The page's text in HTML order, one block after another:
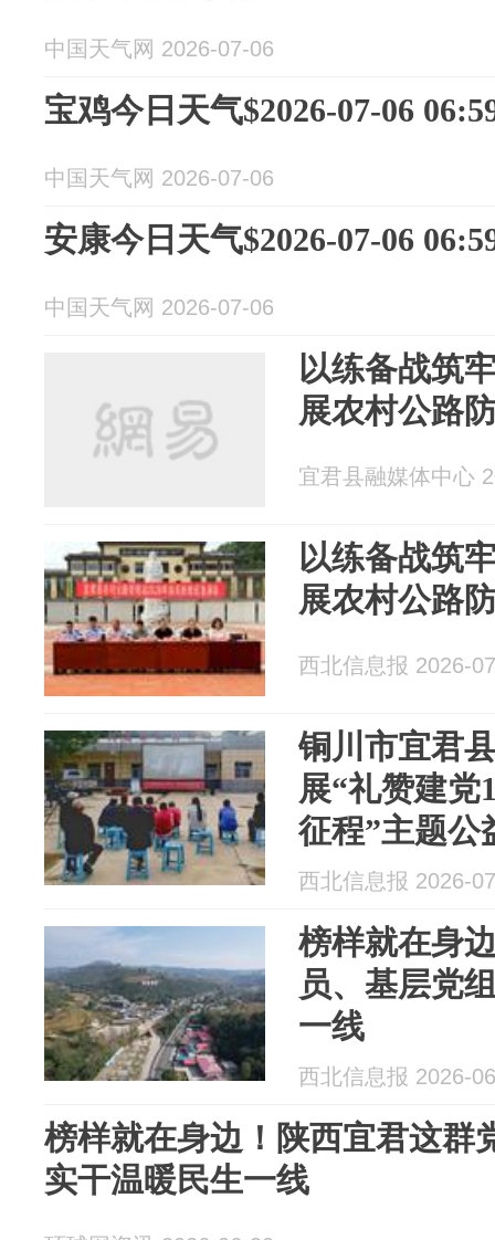
中国天气网 2026-07-06
宝鸡今日天气$2026-07-06
中国天气网 2026-07-06
安康今日天气$2026-07-06
中国天气网 2026-07-06
以练备战筑牢安
展农村公路
宜君县融媒体中心
以练备战筑
展农村公路
西北信息报 2026-
铜川市宜君
展“礼赞建党
征程”主题公
西北信息报 2026-
榜样就在身
员、基层党
一线
西北信息报 2026-
榜样就在身边！陕西宜君这群
实干温暖民生一线